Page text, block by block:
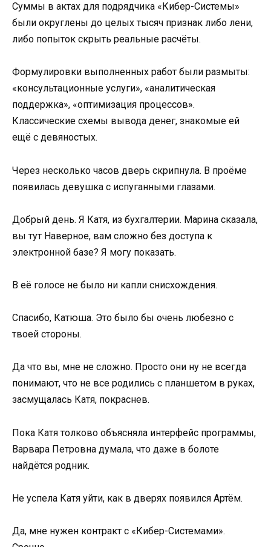
Суммы в актах для подрядчика «Кибер-Системы»
были округлены до целых тысяч признак либо лени,
либо попыток скрыть реальные расчёты.
Формулировки выполненных работ были размыты:
«консультационные услуги», «аналитическая
поддержка», «оптимизация процессов».
Классические схемы вывода денег, знакомые ей
ещё с девяностых.
Через несколько часов дверь скрипнула. В проёме
появилась девушка с испуганными глазами.
Добрый день. Я Катя, из бухгалтерии. Марина сказала,
вы тут Наверное, вам сложно без доступа к
электронной базе? Я могу показать.
В её голосе не было ни капли снисхождения.
Спасибо, Катюша. Это было бы очень любезно с
твоей стороны.
Да что вы, мне не сложно. Просто они ну не всегда
понимают, что не все родились с планшетом в руках,
засмущалась Катя, покраснев.
Пока Катя толково объясняла интерфейс программы,
Варвара Петровна думала, что даже в болоте
найдётся родник.
Не успела Катя уйти, как в дверях появился Артём.
Да, мне нужен контракт с «Кибер-Системами».